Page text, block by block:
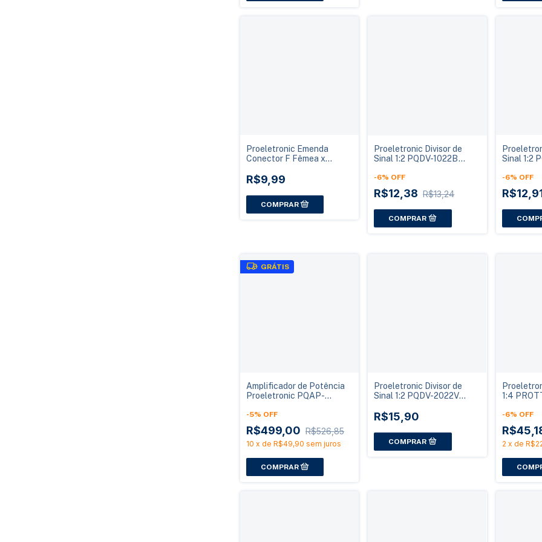
Proeletronic Emenda
Conector F Fêmea x
Cabo Coaxial Blister 5 un
R$9,99
Proeletronic Divisor de
Sinal 1:2 PQDV-1022B
130dB
-6% OFF
R$12,38 R$13,24
Sinal 1:2
Pass
-6% OFF
GRÁTIS
Amplificador de Potência
Proeletronic PQAP-
-5% OFF
R$499,00 R$526,85
10 x de R$49,90 sem juros
Proeletronic Divisor de
Sinal 1:2 PQDV-2022V
Pass Blistado
R$15,90
1:4
-6% OFF
2 x de